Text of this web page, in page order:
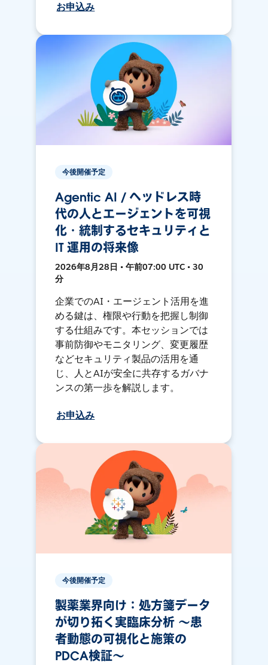
お申込み
今後開催予定
Agentic AI / ヘッドレス時
代の人とエージェントを可視
化・統制するセキュリティと
IT 運用の将来像
2026年8月28日 • 午前07:00 UTC • 30
分
企業でのAI・エージェント活用を進
める鍵は、権限や行動を把握し制御
する仕組みです。本セッションでは
事前防御やモニタリング、変更履歴
などセキュリティ製品の活用を通
じ、人とAIが安全に共存するガバナ
ンスの第一歩を解説します。
お申込み
今後開催予定
製薬業界向け：処方箋データ
が切り拓く実臨床分析 ～患
者動態の可視化と施策の
PDCA検証～